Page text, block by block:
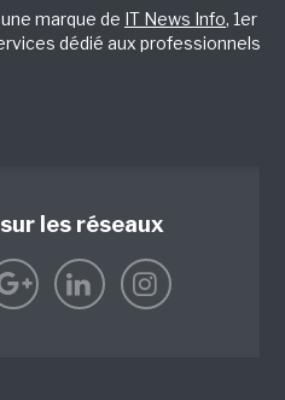
marque de IT News Info, 1er
dédié aux professionnels
les réseaux